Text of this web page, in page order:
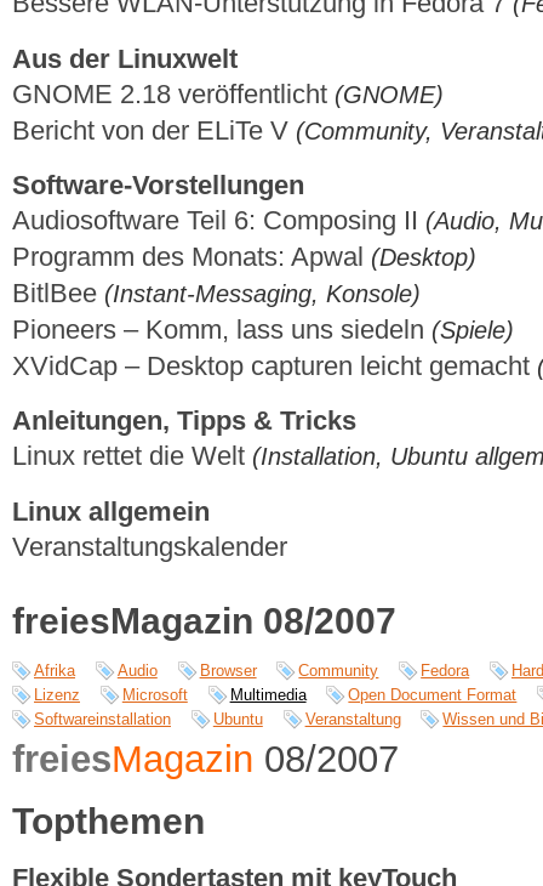
Aus der Linuxwelt
GNOME 2.18 veröffentlicht (GNOME)
Bericht von der ELiTe V (Community,
Software-Vorstellungen
Audiosoftware Teil 6: Composing II (Audio,
Programm des Monats: Apwal (Desktop)
BitlBee (Instant-Messaging, Konsole)
Pioneers – Komm, lass uns siedeln (Spiele)
XVidCap – Desktop capturen leicht gemacht
Anleitungen, Tipps & Tricks
Linux rettet die Welt (Installation, Ubuntu
Linux allgemein
Veranstaltungskalender
freiesMagazin 08/2007
Afrika Audio Browser Community Fedora
Lizenz
Microsoft Multimedia
Open Document Format
Softwareinstallation
Ubuntu Veranstaltung Wissen und
freiesMagazin 08/2007
Topthemen
Flexible Sondertasten mit keyTouch